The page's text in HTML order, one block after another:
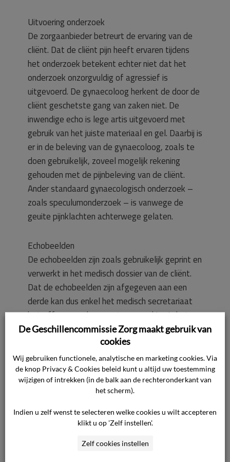
Uitvoering onderzoek
De zorgaanbieder betreurt de ervaring van de
cliënt. Dat de cliënt pijn heeft ervaren tijdens
het onderzoek betekent echter niet dat het
onderzoek onzorgvuldig of agressief is
uitgevoerd. De gynaecoloog herkent de door de
cliënt geschetste gang van zaken niet. De
inwendige echo is lege artis uitgevoerd met
gebruik van het juiste materiaal en gel. Daarbij is
er in de beleving van de gynaecoloog, zoals te
doen gebruikelijk, zoveel mogelijk rekening
gehouden met de pijnbeleving van de cliënt.
Ander standaard gynaecologisch onderzoek –
zoals speculumonderzoek – is vanwege de
geuite pijnklachten achterwege gelaten.
Echobeelden
De echobeelden zijn zoals gebruikelijk geprint en
verwerkt in het medisch dossier van de cliënt.
Dat de echobeelden zijn afgegeven aan een
derde kan dus enkel het medisch secretariaat
betreffen voor de correcte verwerking in het
dossier. De echobeelden zijn gescand in het
dossier, de geprinte beelden zijn vervolgens
vernietigd.
Schadevergoeding
tot schadevergoeding te worden afgewezen,
vanwege het ontbreken van het causale
verband tussen de beweerdelijke fout en de
De Geschillencommissie Zorg maakt gebruik van
cookies
Wij gebruiken functionele, analytische en marketing cookies. Via
de knop Privacy & Cookies beleid kunt u altijd uw toestemming
wijzigen of intrekken (in de balk aan de rechteronderkant van
het scherm).
Indien u zelf wenst te selecteren welke cookies u wilt accepteren
klikt u op 'Zelf instellen'.
Zelf cookies instellen